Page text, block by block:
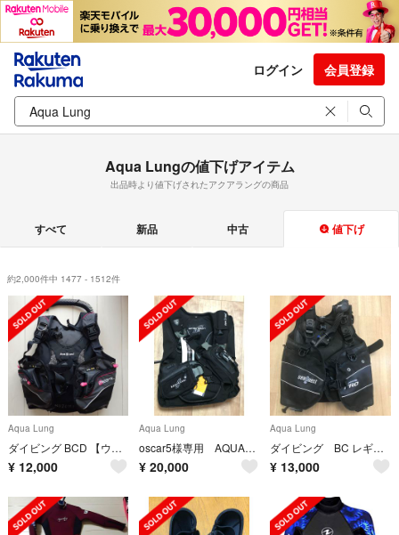
ログイン 会員登録
Aqua Lungの値下げアイテム
出品時より値下げされたアクアラングの商品
すべて 新品 中古 値下げ
約2,000件中 1477 - 1512件
Aqua Lung
ダイビング BCD 【ウエイトポケットなし】
¥ 12,000
Aqua Lung
oscar5様専用 AQUALUNG アクアラング ディメンションｉ３
¥ 20,000
Aqua Lung
ダイビング BC レギュレター クエスト ダイビングベル 他
¥ 13,000